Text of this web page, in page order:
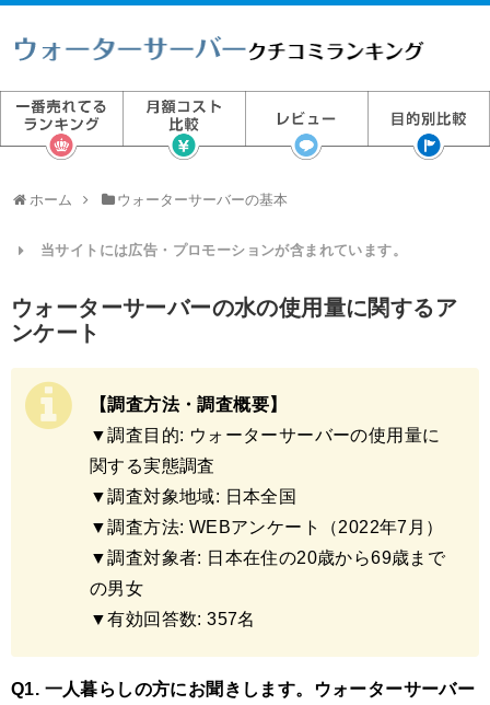
ホーム ウォーターサーバーの基本
当サイトには広告・プロモーションが含まれています。
ウォーターサーバーの水の使用量に関するア
ンケート
【調査方法・調査概要】
▼調査目的: ウォーターサーバーの使用量に
関する実態調査
▼調査対象地域: 日本全国
▼調査方法: WEBアンケート（2022年7月）
▼調査対象者: 日本在住の20歳から69歳まで
の男女
▼有効回答数: 357名
Q1. 一人暮らしの方にお聞きします。ウォーターサーバー